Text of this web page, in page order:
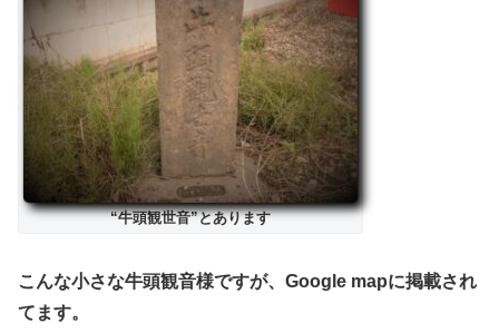
“牛頭観世音”とあります
こんな小さな牛頭観音様ですが、Google mapに掲載され
てます。